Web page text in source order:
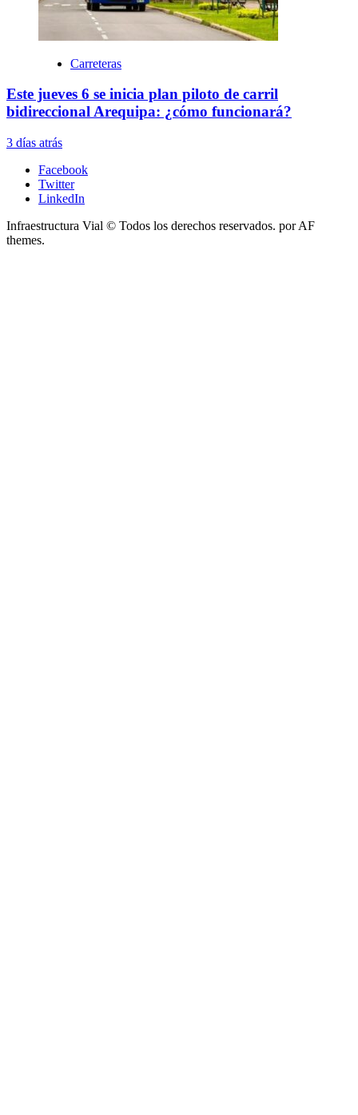
Carreteras
Este jueves 6 se inicia plan piloto de carril
bidireccional Arequipa: ¿cómo funcionará?
3 días atrás
Facebook
Twitter
LinkedIn
Infraestructura Vial © Todos los derechos reservados. por AF
themes.